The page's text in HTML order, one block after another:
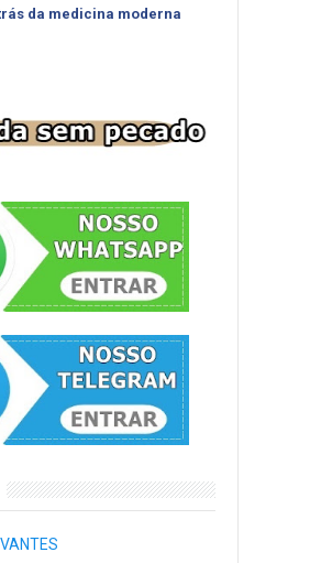
da medicina moderna